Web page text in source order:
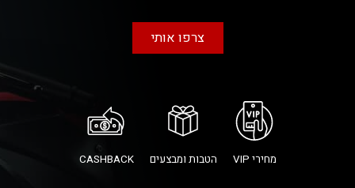
צרפו אותי
מחירי VIP הטבות ומבצעים CASHBACK